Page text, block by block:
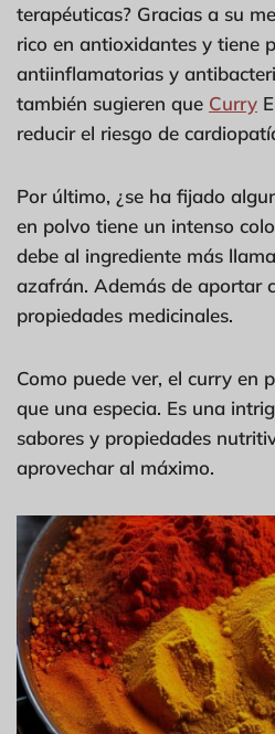
terapéuticas? Gracias a su
rico en antioxidantes y tiene
antiinflamatorias y
también sugieren que Curry
reducir el riesgo de
Por último, ¿se ha fijado
en polvo tiene un intenso
debe al ingrediente más
azafrán. Además de aportar
propiedades medicinales.
Como puede ver, el curry en
que una especia. Es una
sabores y propiedades
aprovechar al máximo.